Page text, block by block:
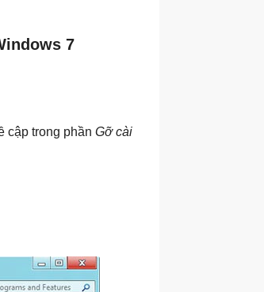
7
cập trong phần Gỡ cài